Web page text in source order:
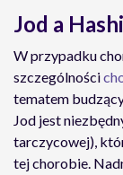
Jod a
W przypadku
szczególności
tematem
Jod jest
tarczycowej),
tej chorobie.